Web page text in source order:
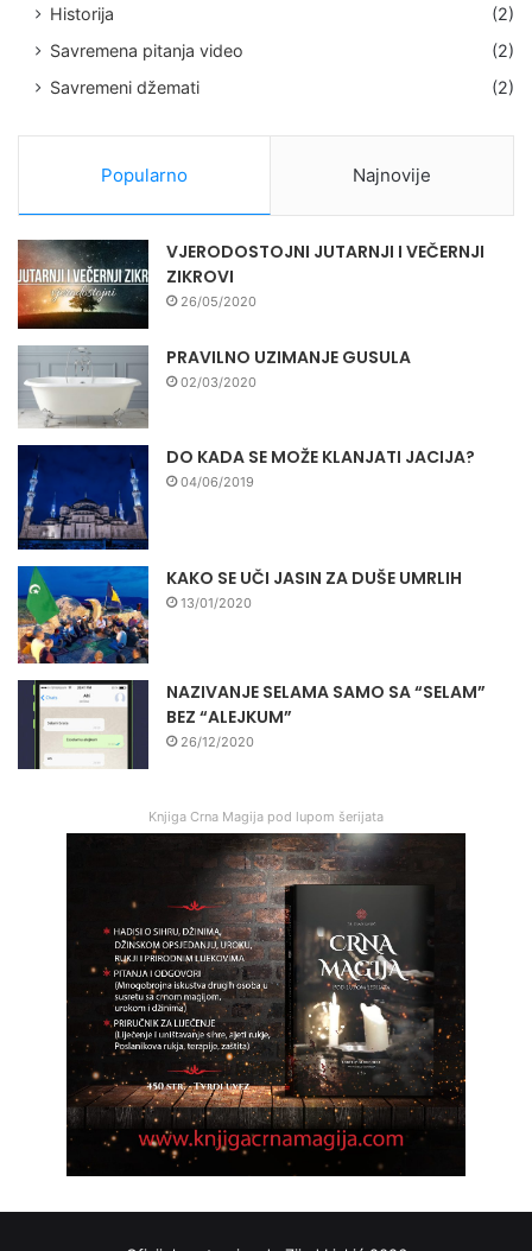
Historija
(2)
Savremena pitanja video
(2)
Savremeni džemati
(2)
Popularno Najnovije
VJERODOSTOJNI JUTARNJI I VEČERNJI
ZIKROVI
26/05/2020
PRAVILNO UZIMANJE GUSULA
02/03/2020
DO KADA SE MOŽE KLANJATI JACIJA?
04/06/2019
KAKO SE UČI JASIN ZA DUŠE UMRLIH
13/01/2020
NAZIVANJE SELAMA SAMO SA “SELAM”
BEZ “ALEJKUM”
26/12/2020
Knjiga Crna Magija pod lupom šerijata